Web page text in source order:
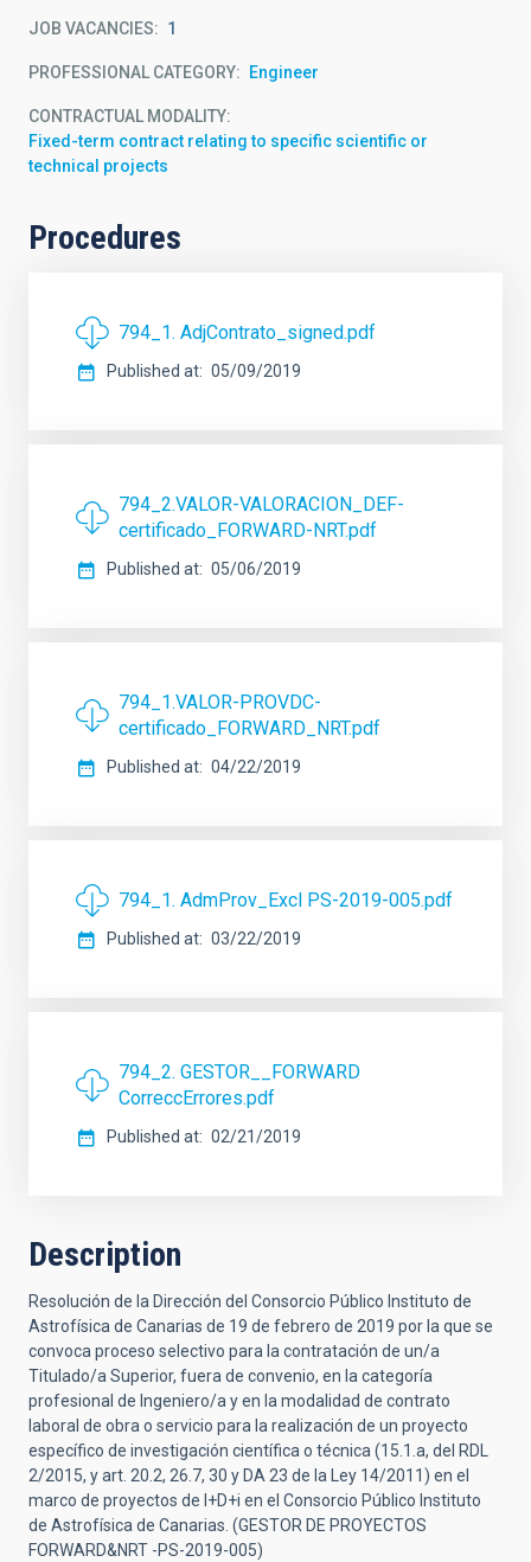
JOB VACANCIES 1
PROFESSIONAL CATEGORY Engineer
CONTRACTUAL MODALITY
Fixed-term contract relating to specific scientific or
technical projects
Procedures
794_1. AdjContrato_signed.pdf
Published at 05/09/2019
794_2.VALOR-VALORACION_DEF-
certificado_FORWARD-NRT.pdf
Published at 05/06/2019
794_1.VALOR-PROVDC-
certificado_FORWARD_NRT.pdf
Published at 04/22/2019
794_1. AdmProv_Excl PS-2019-005.pdf
Published at 03/22/2019
794_2. GESTOR__FORWARD
CorreccErrores.pdf
Published at 02/21/2019
Description
Resolución de la Dirección del Consorcio Público Instituto de
Astrofísica de Canarias de 19 de febrero de 2019 por la que se
convoca proceso selectivo para la contratación de un/a
Titulado/a Superior, fuera de convenio, en la categoría
profesional de Ingeniero/a y en la modalidad de contrato
laboral de obra o servicio para la realización de un proyecto
específico de investigación científica o técnica (15.1.a, del RDL
2/2015, y art. 20.2, 26.7, 30 y DA 23 de la Ley 14/2011) en el
marco de proyectos de I+D+i en el Consorcio Público Instituto
de Astrofísica de Canarias. (GESTOR DE PROYECTOS
FORWARD&NRT -PS-2019-005)